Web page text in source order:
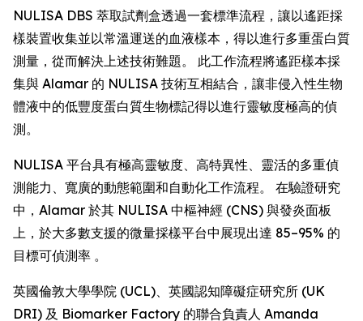
NULISA DBS 萃取試劑盒透過一套標準流程，讓以遙距採
樣裝置收集並以常溫運送的血液樣本，得以進行多重蛋白質
測量，從而解決上述技術難題。 此工作流程將遙距樣本採
集與 Alamar 的 NULISA 技術互相結合，讓非侵入性生物
體液中的低豐度蛋白質生物標記得以進行靈敏度極高的偵
測。
NULISA 平台具有極高靈敏度、高特異性、靈活的多重偵
測能力、寬廣的動態範圍和自動化工作流程。 在驗證研究
中，Alamar 於其 NULISA 中樞神經 (CNS) 與發炎面板
上，於大多數支援的微量採樣平台中展現出達 85–95% 的
目標可偵測率 。
英國倫敦大學學院 (UCL)、英國認知障礙症研究所 (UK
DRI) 及 Biomarker Factory 的聯合負責人 Amanda